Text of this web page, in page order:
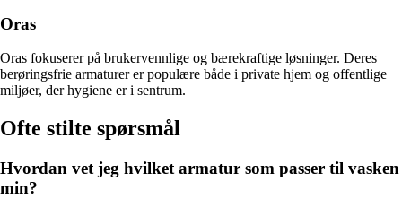
Oras
Oras fokuserer på brukervennlige og bærekraftige løsninger. Deres
berøringsfrie armaturer er populære både i private hjem og offentlige
miljøer, der hygiene er i sentrum.
Ofte stilte spørsmål
Hvordan vet jeg hvilket armatur som passer til vasken
min?